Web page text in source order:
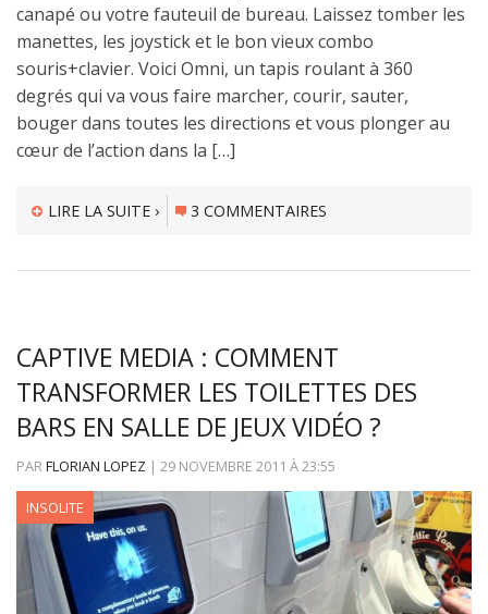
canapé ou votre fauteuil de bureau. Laissez tomber les
manettes, les joystick et le bon vieux combo
souris+clavier. Voici Omni, un tapis roulant à 360
degrés qui va vous faire marcher, courir, sauter,
bouger dans toutes les directions et vous plonger au
cœur de l’action dans la […]
LIRE LA SUITE › 3 COMMENTAIRES
CAPTIVE MEDIA : COMMENT
TRANSFORMER LES TOILETTES DES
BARS EN SALLE DE JEUX VIDÉO ?
PARFLORIAN LOPEZ | 29 NOVEMBRE 2011 À23:55
INSOLITE